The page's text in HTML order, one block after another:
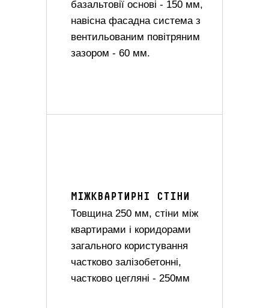
базальтовії основі - 150 мм,
навісна фасадна система з
вентильованим повітряним
зазором - 60 мм.
МІЖКВАРТИРНІ СТІНИ
Товщина 250 мм, стіни між
квартирами і коридорами
загального користування
частково залізобетонні,
частково цегляні - 250мм